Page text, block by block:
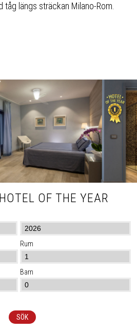
längs sträckan Milano-Rom.
HOTEL OF THE YEAR
Rum
Barn
SÖK